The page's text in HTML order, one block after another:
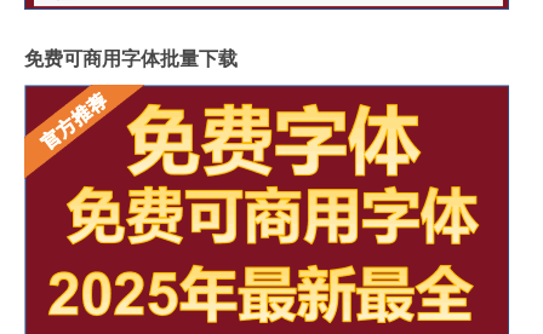
免费可商用字体批量下载